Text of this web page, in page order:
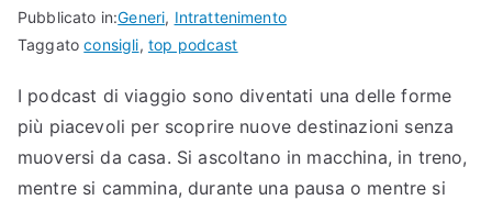
Pubblicato in:Generi, Intrattenimento
Taggatoconsigli, top podcast
I podcast di viaggio sono diventati una delle forme
più piacevoli per scoprire nuove destinazioni senza
muoversi da casa. Si ascoltano in macchina, in treno,
mentre si cammina, durante una pausa o mentre si